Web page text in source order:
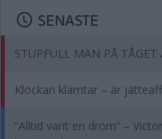
SENASTE
STUPFULL MAN PÅ TÅGET
Klockan klämtar – är
”Alltid varit en dröm” –